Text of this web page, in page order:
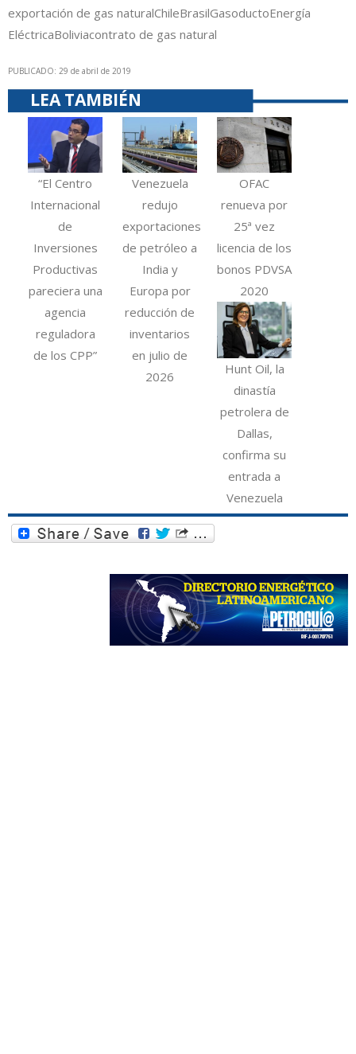
exportación de gas naturalChileBrasilGasoductoEnergía
EléctricaBoliviacontrato de gas natural
PUBLICADO: 29 de abril de 2019
LEA TAMBIÉN
“El Centro
Internacional
de
Inversiones
Productivas
pareciera una
agencia
reguladora
de los CPP”
Venezuela
redujo
exportaciones
de petróleo a
India y
Europa por
reducción de
inventarios
en julio de
2026
OFAC
renueva por
25ª vez
licencia de los
bonos PDVSA
2020
Hunt Oil, la
dinastía
petrolera de
Dallas,
confirma su
entrada a
Venezuela